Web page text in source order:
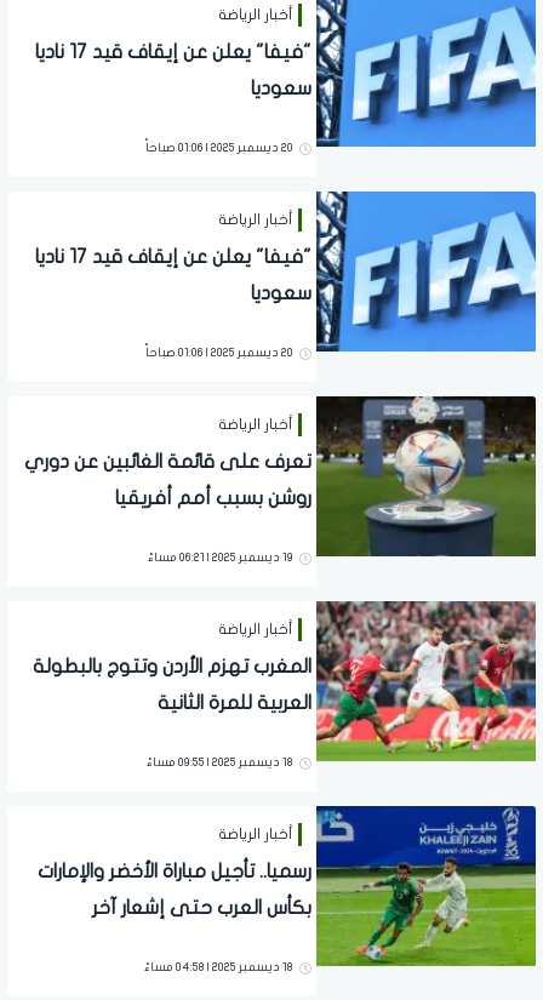
أخبار الرياضة
"فيفا" يعلن عن إيقاف قيد 17 ناديا
سعوديا
20 ديسمبر 2025 | 01:06 صباحاً
أخبار الرياضة
"فيفا" يعلن عن إيقاف قيد 17 ناديا
سعوديا
20 ديسمبر 2025 | 01:06 صباحاً
أخبار الرياضة
تعرف على قائمة الغائبين عن دوري
روشن بسبب أمم أفريقيا
19 ديسمبر 2025 | 06:21 مساءً
أخبار الرياضة
المغرب تهزم الأردن وتتوج بالبطولة
العربية للمرة الثانية
18 ديسمبر 2025 | 09:55 مساءً
أخبار الرياضة
رسميا.. تأجيل مباراة الأخضر والإمارات
بكأس العرب حتى إشعار آخر
18 ديسمبر 2025 | 04:58 مساءً